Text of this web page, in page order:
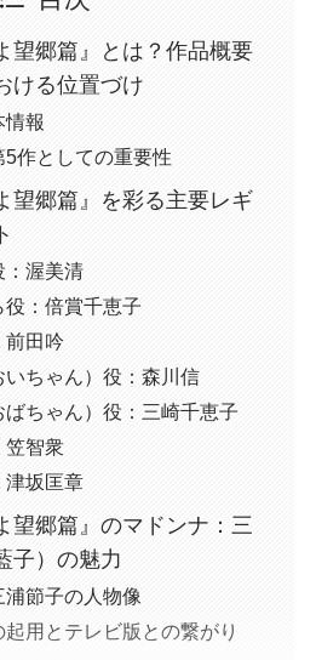
望郷篇』とは？作品概要
ける位置づけ
情報
5作としての重要性
望郷篇』を彩る主要レギ
：渥美清
：倍賞千恵子
前田吟
いちゃん）役：森川信
ばちゃん）役：三崎千恵子
笠智衆
津坂匡章
望郷篇』のマドンナ：三
子）の魅力
浦節子の人物像
用とテレビ版との繋がり